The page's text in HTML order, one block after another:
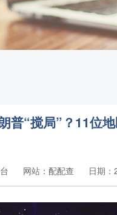
普“搅局”？11位
网站：配配查 日期